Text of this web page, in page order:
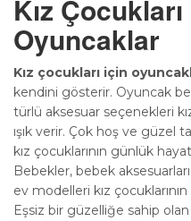
Kız
Oyuncaklar
Kız çocukları için
kendini gösterir. Oyuncak
türlü aksesuar seçenekleri
ışık verir. Çok hoş ve güzel
kız çocuklarının günlük
Bebekler, bebek
ev modelleri kız
Eşsiz bir güzelliğe sahip